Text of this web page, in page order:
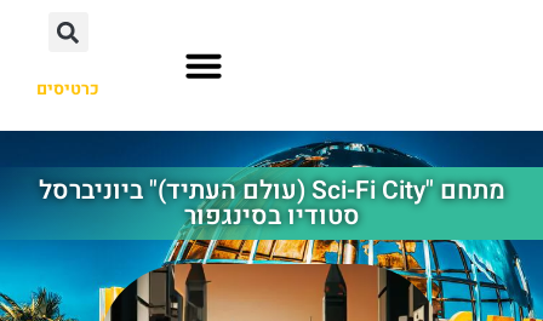
כרטיסים
מתחם "Sci-Fi City (עולם העתיד)" ביוניברסל
סטודיו בסינגפור